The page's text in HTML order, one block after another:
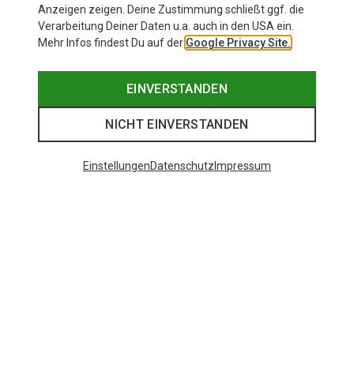
Anzeigen zeigen. Deine Zustimmung schließt ggf. die
Verarbeitung Deiner Daten u.a. auch in den USA ein.
Mehr Infos findest Du auf der Google Privacy Site.
EINVERSTANDEN
NICHT EINVERSTANDEN
EinstellungenDatenschutz Impressum